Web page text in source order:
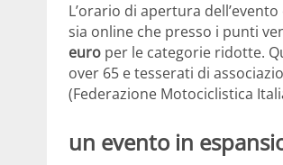
L’orario di apertura
sia online che presso i punti
euro per le categorie ridotte.
over 65 e tesserati di
(Federazione Motociclistica
un evento in